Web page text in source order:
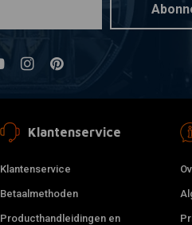
Klantenservice
Klantenservice
Betaalmethoden
Producthandleidingen en